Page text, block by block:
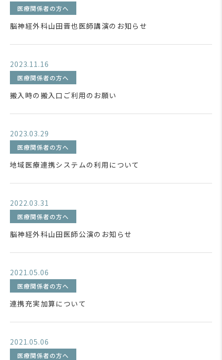
医療関係者の方へ
脳神経外科山田晋也医師講演のお知らせ
2023.11.16
医療関係者の方へ
搬入時の搬入口ご利用のお願い
2023.03.29
医療関係者の方へ
地域医療連携システムの利用について
2022.03.31
医療関係者の方へ
脳神経外科山田医師公演のお知らせ
2021.05.06
医療関係者の方へ
連携充実加算について
2021.05.06
医療関係者の方へ